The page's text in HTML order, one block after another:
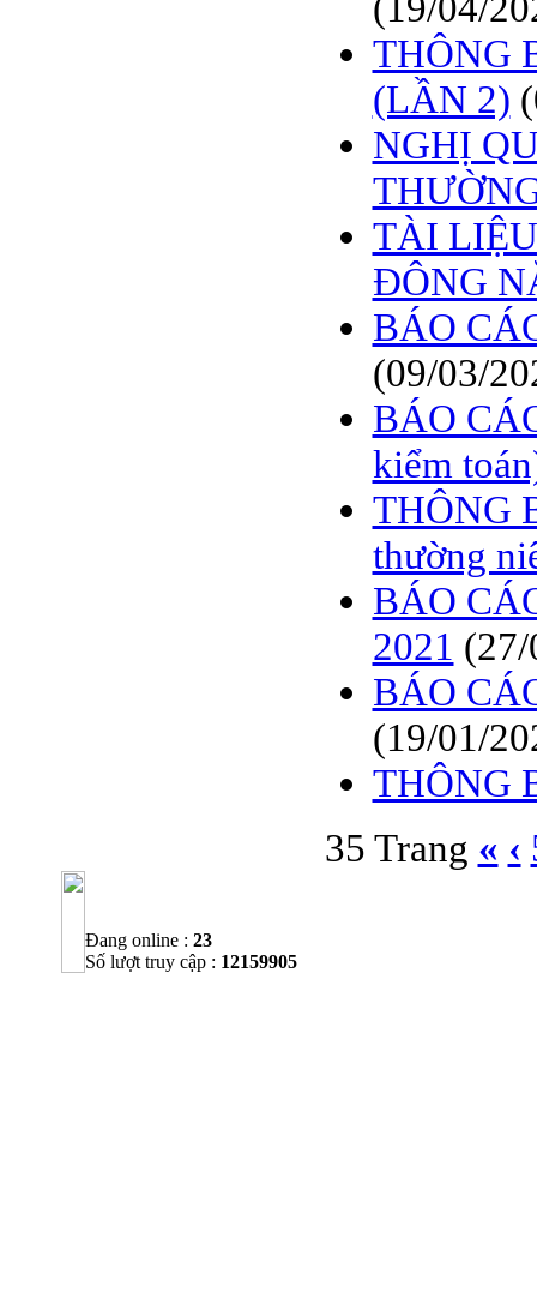
THÔNG
(LẦN 2)
NGHỊ
TÀI
ĐÔNG
BÁO
(09/03/
BÁO
kiểm
THÔNG
thường
BÁO
2021
BÁO
(19/01/
THÔNG
35 Trang « ‹
Đang online : 23
Số lượt truy cập : 12159905